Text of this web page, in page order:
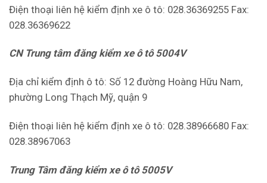
Điện thoại liên hệ kiểm định xe ô tô: 028.36369255 Fax:
028.36369622
CN Trung tâm đăng kiểm xe ô tô 5004V
Địa chỉ kiểm định ô tô: Số 12 đường Hoàng Hữu Nam,
phường Long Thạch Mỹ, quận 9
Điện thoại liên hệ kiểm định xe ô tô: 028.38966680 Fax:
028.38967063
Trung Tâm đăng kiểm xe ô tô 5005V